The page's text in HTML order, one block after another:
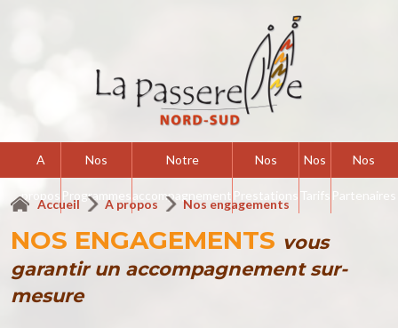
A
propos
Nos
Programmes
Notre
accompagnement
Nos
Prestations
Nos
Tarifs
Nos
Partenaires
Accueil A propos Nos engagements
NOS ENGAGEMENTS vous
garantir un accompagnement sur-
mesure